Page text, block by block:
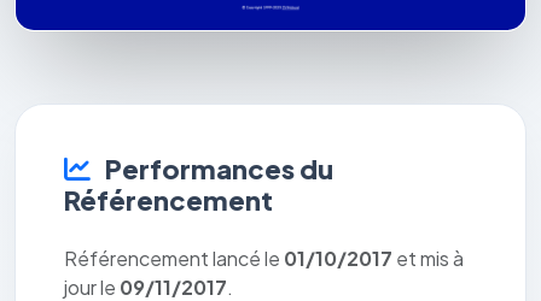
Performances du
Référencement
Référencement lancé le 01/10/2017 et mis à
jour le 09/11/2017.